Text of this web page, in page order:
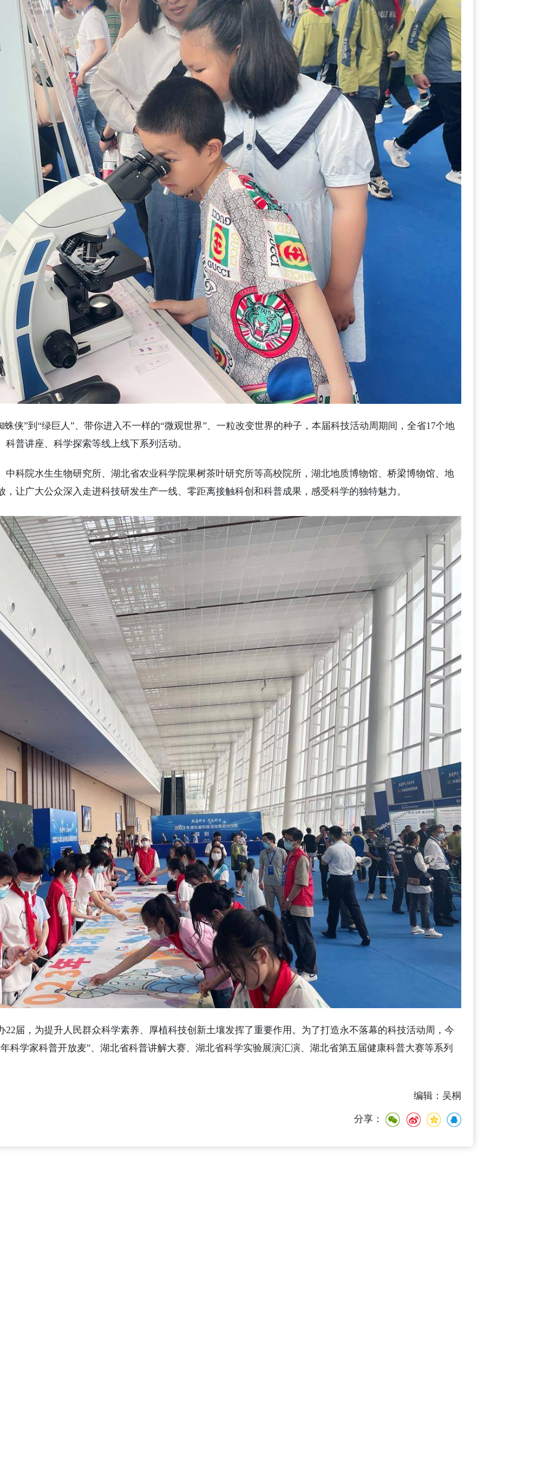
侠”到“绿巨人”、带你进入不一样的“微观世界”、一粒改变世界的种子，本届科技活动周期间，全省17个地
普讲座、科学探索等线上线下系列活动。
中科院水生生物研究所、湖北省农业科学院果树茶叶研究所等高校院所，湖北地质博物馆、桥梁博物馆、地
让广大公众深入走进科技研发生产一线、零距离接触科创和科普成果，感受科学的独特魅力。
22届，为提升人民群众科学素养、厚植科技创新土壤发挥了重要作用。为了打造永不落幕的科技活动周，今
科学家科普开放麦”、湖北省科普讲解大赛、湖北省科学实验展演汇演、湖北省第五届健康科普大赛等系列
编辑：吴桐
分享：